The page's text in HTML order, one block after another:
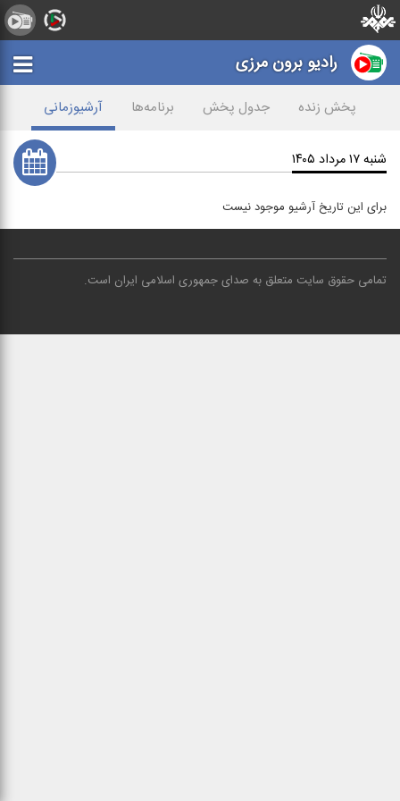
رادیو برون مرزی
پخش زنده جدول پخش برنامه‌ها آرشیوزمانی
شنبه ۱۷ مرداد ۱۴۰۵
برای این تاریخ آرشیو موجود نیست
تمامی حقوق سایت متعلق به صدای جمهوری اسلامی ایران است.